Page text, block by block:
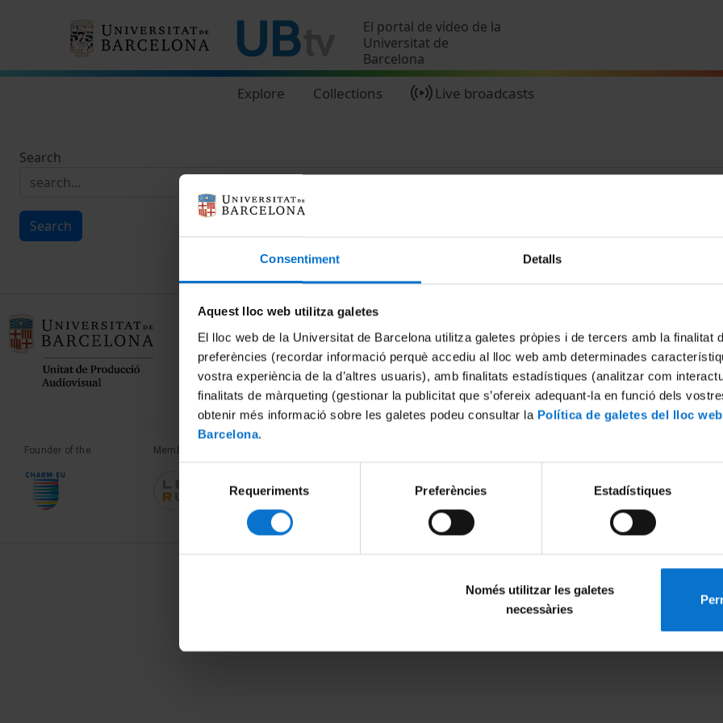
Consentiment Detalls
Aquest lloc web utilitza galetes
El lloc web de la Universitat de Barcelona utilitza galetes pròpies i de tercers amb la finalitat
preferències (recordar informació perquè accediu al lloc web amb determinades
vostra experiència de la d’altres usuaris), amb finalitats estadístiques (analitzar com
finalitats de màrqueting (gestionar la publicitat que s’ofereix adequant-la en funció dels
obtenir més informació sobre les galetes podeu consultar la Política de galetes del lloc
Barcelona.
consentiment
Requeriments Preferències Estadístiques
Només utilitzar les galetes
necessàries
El portal de vídeo de la
Universitat de
Barcelona
Explore Collections Live broadcasts
Search
Search
Cookies
Terms and
Founder of the Member of the